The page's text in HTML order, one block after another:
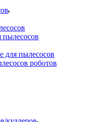
пылесосов
для пылесосов
роботов